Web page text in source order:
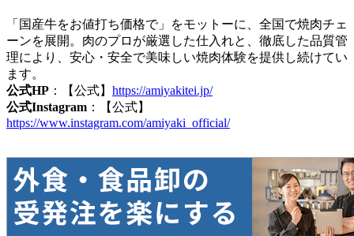
「国産牛をお値打ち価格で」をモットーに、全国で焼肉チェ
ーンを展開。肉のプロが厳選した仕入れと、徹底した品質管
理により、安心・安全で美味しい焼肉体験を提供し続けてい
ます。
公式HP ：【公式】 https://amiyakitei.jp/
公式Instagram ：【公式】
https://www.instagram.com/amiyaki_official/